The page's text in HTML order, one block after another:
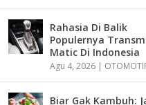
Rahasia Di Balik
Populernya
Matic Di Indonesia
Agu 4, 2026 |
Biar Gak Kambuh: